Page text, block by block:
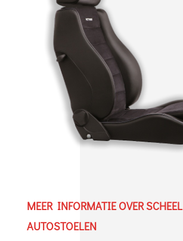
MEER INFORMATIE OVER SCHEEL
AUTOSTOELEN